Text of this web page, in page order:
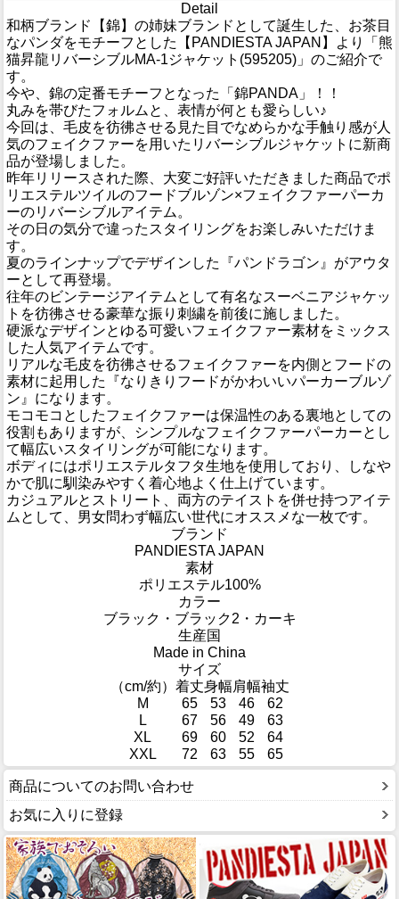
Detail
和柄ブランド【錦】の姉妹ブランドとして誕生した、お茶目
なパンダをモチーフとした【PANDIESTA JAPAN】より「熊
猫昇龍リバーシブルMA-1ジャケット(595205)」のご紹介で
す。
今や、錦の定番モチーフとなった「錦PANDA」！！
丸みを帯びたフォルムと、表情が何とも愛らしい♪
今回は、毛皮を彷彿させる見た目でなめらかな手触り感が人
気のフェイクファーを用いたリバーシブルジャケットに新商
品が登場しました。
昨年リリースされた際、大変ご好評いただきました商品でポ
リエステルツイルのフードブルゾン×フェイクファーパーカ
ーのリバーシブルアイテム。
その日の気分で違ったスタイリングをお楽しみいただけま
す。
夏のラインナップでデザインした『パンドラゴン』がアウタ
ーとして再登場。
往年のビンテージアイテムとして有名なスーベニアジャケッ
トを彷彿させる豪華な振り刺繍を前後に施しました。
硬派なデザインとゆる可愛いフェイクファー素材をミックス
した人気アイテムです。
リアルな毛皮を彷彿させるフェイクファーを内側とフードの
素材に起用した『なりきりフードがかわいいパーカーブルゾ
ン』になります。
モコモコとしたフェイクファーは保温性のある裏地としての
役割もありますが、シンプルなフェイクファーパーカーとし
て幅広いスタイリングが可能になります。
ボディにはポリエステルタフタ生地を使用しており、しなや
かで肌に馴染みやすく着心地よく仕上げています。
カジュアルとストリート、両方のテイストを併せ持つアイテ
ムとして、男女問わず幅広い世代にオススメな一枚です。
ブランド
PANDIESTA JAPAN
素材
ポリエステル100%
カラー
ブラック・ブラック2・カーキ
生産国
Made in China
サイズ
（cm/約） 着丈身幅肩幅袖丈
M
65 53 46
62
L
67 56 49
63
XL
69 60 52
64
XXL
72 63 55 65
商品についてのお問い合わせ
お気に入りに登録